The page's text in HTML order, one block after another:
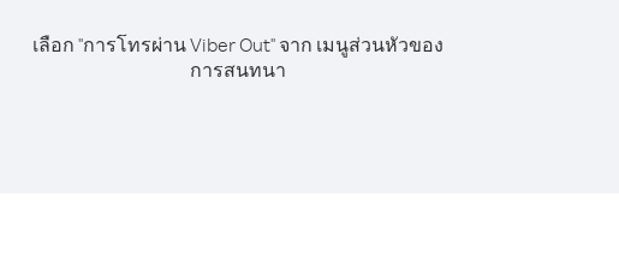
เลือก "การโทรผ่าน Viber Out" จาก เมนูส่วนหัวของ
การสนทนา